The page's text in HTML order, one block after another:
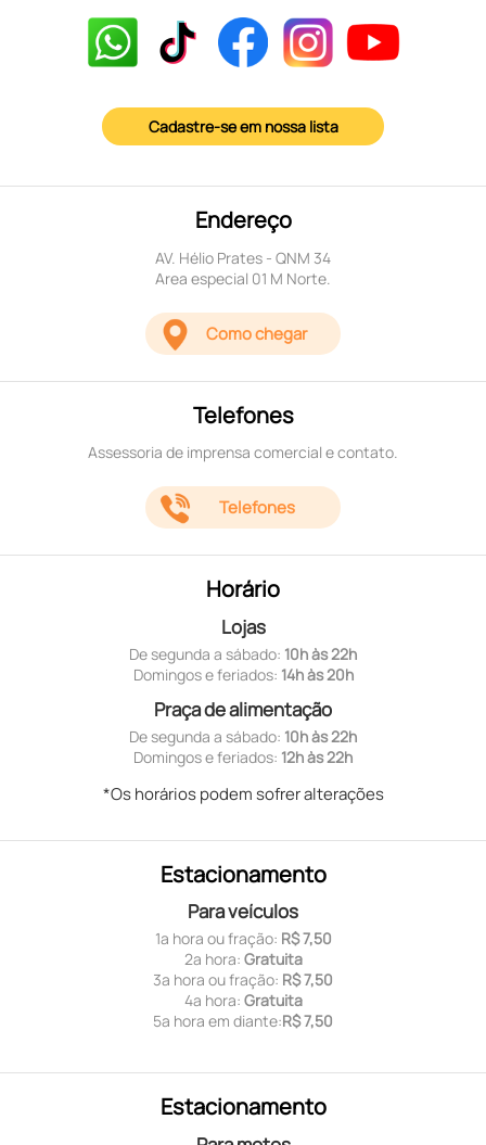
Cadastre-se em nossa lista
Endereço
AV. Hélio Prates - QNM 34
Area especial 01 M Norte.
Como chegar
Telefones
Assessoria de imprensa comercial e contato.
Telefones
Horário
Lojas
De segunda a sábado: 10h às 22h
Domingos e feriados: 14h às 20h
Praça de alimentação
De segunda a sábado: 10h às 22h
Domingos e feriados: 12h às 22h
*Os horários podem sofrer alterações
Estacionamento
Para veículos
1ª hora ou fração: R$ 7,50
2ª hora: Gratuita
3ª hora ou fração: R$ 7,50
4ª hora: Gratuita
5ª hora em diante:R$ 7,50
Estacionamento